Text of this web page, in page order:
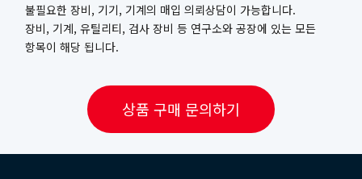
불필요한 장비, 기기, 기계의 매입 의뢰상담이 가능합니다.
장비, 기계, 유틸리티, 검사 장비 등 연구소와 공장에 있는 모든
항목이 해당 됩니다.
상품 구매 문의하기